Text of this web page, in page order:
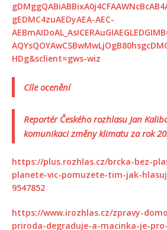
gEDMC4zuAEDyAEA-AEC-
HDg&sclient=gws-wiz
Cíle ocenění
Reportér Českého rozhlasu Jan
komunikaci změny klimatu za rok
https://plus.rozhlas.cz/brcka-bez-
planete-vic-pomuzete-tim-jak-
9547852
https://www.irozhlas.cz/zpravy-
priroda-degraduje-a-macinka-je-